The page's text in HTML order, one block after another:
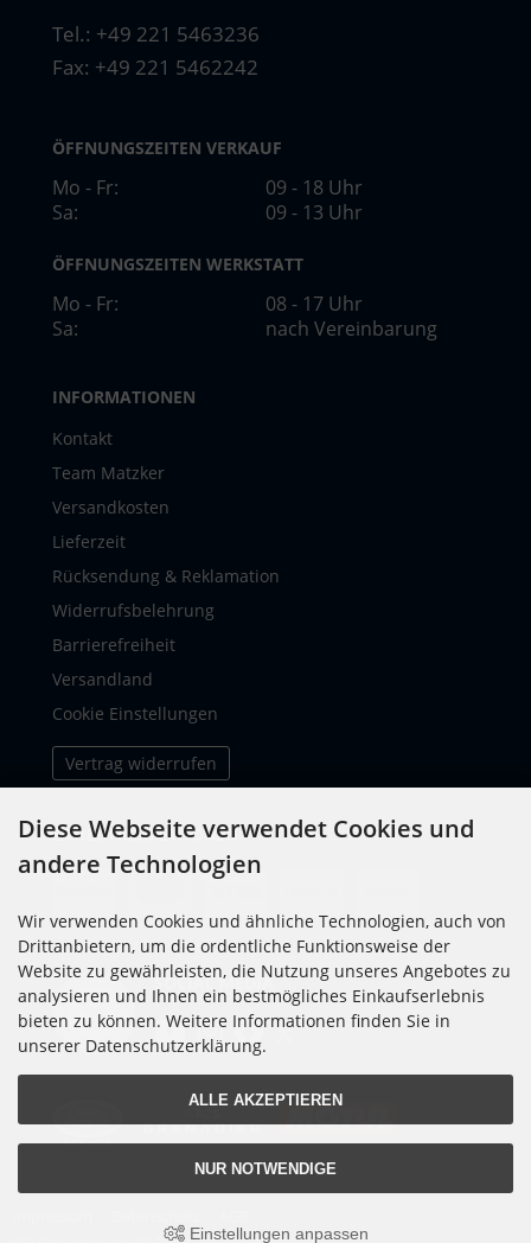
Tel.: +49 221 5463236
Fax: +49 221 5462242
ÖFFNUNGSZEITEN VERKAUF
Mo - Fr:
09 - 18 Uhr
Sa:
09 - 13 Uhr
ÖFFNUNGSZEITEN WERKSTATT
Mo - Fr:
08 - 17 Uhr
Sa:
nach Vereinbarung
INFORMATIONEN
Kontakt
Team Matzker
Versandkosten
Lieferzeit
Rücksendung & Reklamation
Widerrufsbelehrung
Barrierefreiheit
Versandland
Cookie Einstellungen
Vertrag widerrufen
ZAHLUNGSMETHODEN
SOCIAL MEDIA
Diese Webseite verwendet Cookies und
andere Technologien
Wir verwenden Cookies und ähnliche Technologien, auch von
Drittanbietern, um die ordentliche Funktionsweise der
Website zu gewährleisten, die Nutzung unseres Angebotes zu
analysieren und Ihnen ein bestmögliches Einkaufserlebnis
bieten zu können. Weitere Informationen finden Sie in
unserer Datenschutzerklärung.
ALLE AKZEPTIEREN
NUR NOTWENDIGE
Einstellungen anpassen